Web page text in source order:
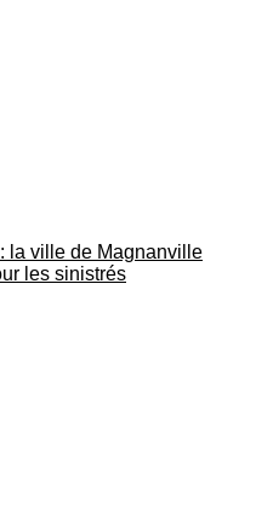
la ville de Magnanville
les sinistrés